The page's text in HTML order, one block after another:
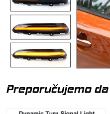
Preporučujemo